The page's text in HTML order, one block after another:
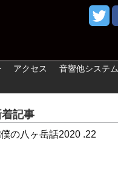
アクセス 音響他システム
記事